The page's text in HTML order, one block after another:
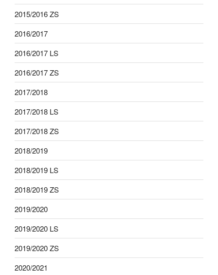
2015/2016 ZS
2016/2017
2016/2017 LS
2016/2017 ZS
2017/2018
2017/2018 LS
2017/2018 ZS
2018/2019
2018/2019 LS
2018/2019 ZS
2019/2020
2019/2020 LS
2019/2020 ZS
2020/2021